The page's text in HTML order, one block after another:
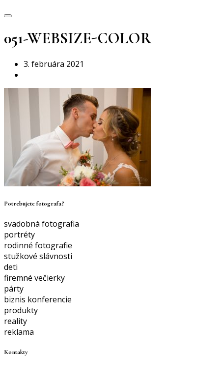
051-WEBSIZE-COLOR
3. februára 2021
Potrebujete fotografa?
svadobná fotografia
portréty
rodinné fotografie
stužkové slávnosti
deti
firemné večierky
párty
biznis konferencie
produkty
reality
reklama
Kontakty